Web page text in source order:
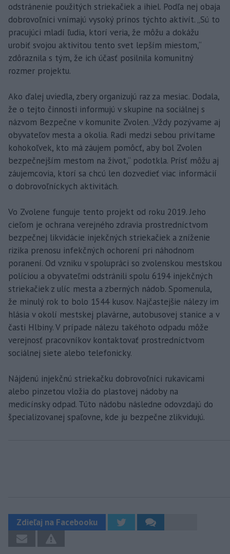
odstránenie použitých striekačiek a ihiel. Podľa nej obaja
dobrovoľníci vnímajú vysoký prínos týchto aktivít. „Sú to
pracujúci mladí ľudia, ktorí veria, že môžu a dokážu
urobiť svojou aktivitou tento svet lepším miestom,“
zdôraznila s tým, že ich účasť posilnila komunitný
rozmer projektu.
Ako ďalej uviedla, zbery organizujú raz za mesiac. Dodala,
že o tejto činnosti informujú v skupine na sociálnej s
názvom Bezpečne v komunite Zvolen. „Vždy pozývame aj
obyvateľov mesta a okolia. Radi medzi sebou privítame
kohokoľvek, kto má záujem pomôcť, aby bol Zvolen
bezpečnejším mestom na život,“ podotkla. Prísť môžu aj
záujemcovia, ktorí sa chcú len dozvedieť viac informácií
o dobrovoľníckych aktivitách.
Vo Zvolene funguje tento projekt od roku 2019. Jeho
cieľom je ochrana verejného zdravia prostredníctvom
bezpečnej likvidácie injekčných striekačiek a zníženie
rizika prenosu infekčných ochorení pri náhodnom
poranení. Od vzniku v spolupráci so zvolenskou mestskou
políciou a obyvateľmi odstránili spolu 6194 injekčných
striekačiek z ulíc mesta a zberných nádob. Spomenula,
že minulý rok to bolo 1544 kusov. Najčastejšie nálezy im
hlásia v okolí mestskej plavárne, autobusovej stanice a v
časti Hlbiny. V prípade nálezu takéhoto odpadu môže
verejnosť pracovníkov kontaktovať prostredníctvom
sociálnej siete alebo telefonicky.
Nájdenú injekčnú striekačku dobrovoľníci rukavicami
alebo pinzetou vložia do plastovej nádoby na
medicínsky odpad. Túto nádobu následne odovzdajú do
špecializovanej spaľovne, kde ju bezpečne zlikvidujú.
Zdieľaj na Facebooku